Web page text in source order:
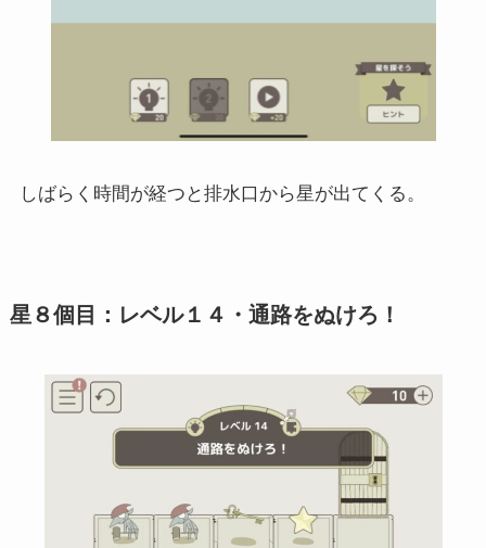
しばらく時間が経つと排水口から星が出てくる。
星８個目：レベル１４・通路をぬけろ！